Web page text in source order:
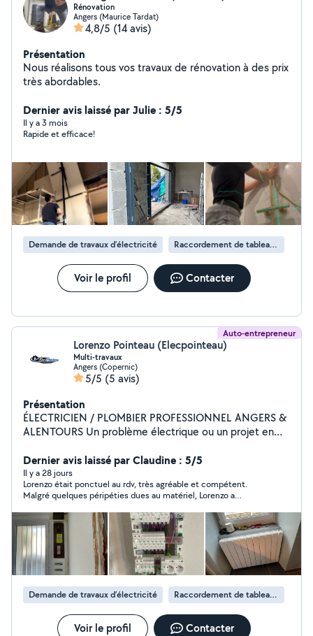
Rénovation
Angers (Maurice Tardat)
4,8/5 (14 avis)
Présentation
Nous réalisons tous vos travaux de rénovation à des prix
très abordables.
Dernier avis laissé par Julie : 5/5
Il y a 3 mois
Rapide et efficace!
Demande de travaux d’électricité Raccordement de tableau électrique
Voir le profil Contacter
Auto-entrepreneur
Lorenzo Pointeau (Elecpointeau)
Multi-travaux
Angers (Copernic)
5/5 (5 avis)
Présentation
ÉLECTRICIEN / PLOMBIER PROFESSIONNEL ANGERS &
ALENTOURS Un problème électrique ou un projet en
réactif. Dépannage rapide Installation électrique
Rénovation complète Mise aux normes Tableaux
électriques Multi travaux Travail propre et soigné
Intervention rapide Devis gratuit Pas de borne de
recharge
Dernier avis laissé par Claudine : 5/5
Il y a 28 jours
Lorenzo était ponctuel au rdv, très agréable et compétent.
Malgré quelques péripéties dues au matériel, Lorenzo a
lui et je recommande
Demande de travaux d’électricité Raccordement de tableau électrique
Voir le profil Contacter